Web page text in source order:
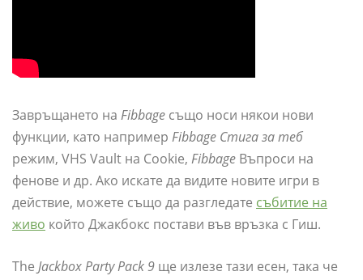
Завръщането на Fibbage също носи някои нови
функции, като например Fibbage Стига за теб
режим, VHS Vault на Cookie, Fibbage Въпроси на
фенове и др. Ако искате да видите новите игри в
действие, можете също да разгледате събитие на
живо който Джакбокс постави във връзка с Гиш.
The Jackbox Party Pack 9 ще излезе тази есен, така че